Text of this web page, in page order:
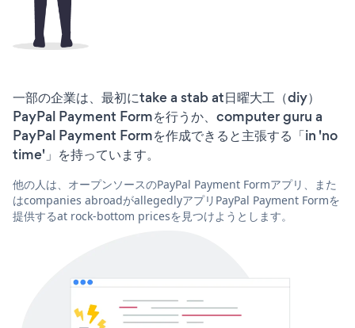
一部の企業は、最初にtake a stab at日曜大工（diy）
PayPal Payment Formを行うか、computer guru a
PayPal Payment Formを作成できると主張する「in 'no
time'」を持っています。
他の人は、オープンソースのPayPal Payment Formアプリ、また
はcompanies abroadがallegedlyアプリPayPal Payment Formを
提供するat rock-bottom pricesを見つけようとします。